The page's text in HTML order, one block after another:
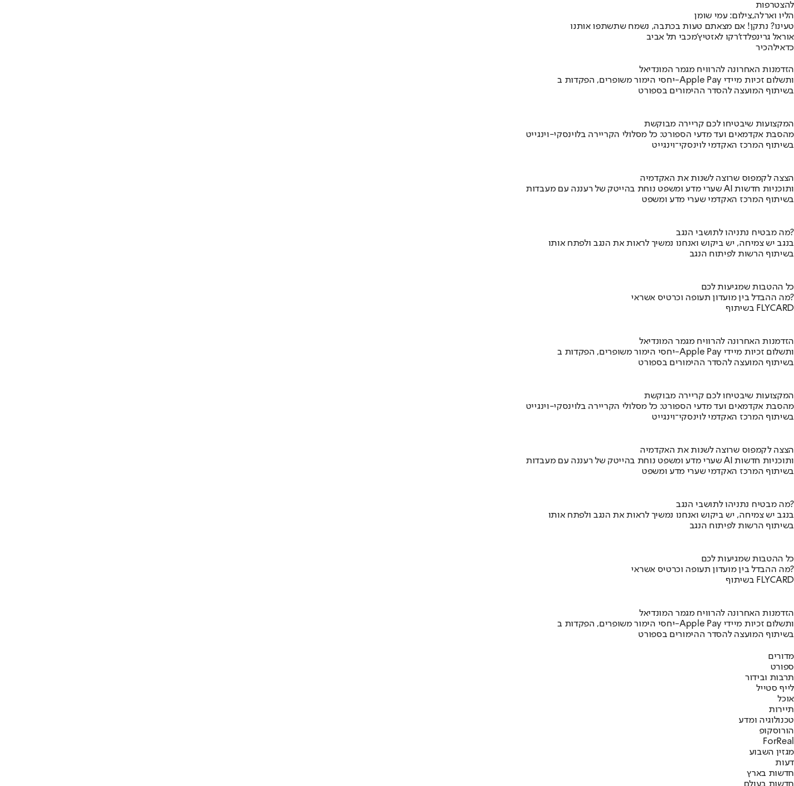
להצטרפות
הליו וארלה,צילום: עמי שומן
טעינו? נתקן! אם מצאתם טעות בכתבה, נשמח שתשתפו אותנו
אוראל גרינפלדז'רקו לאזטיץ'מכבי תל אביב
כדאילהכיר
הזדמנות האחרונה להרוויח מגמר המונדיאל
יחסי הימור משופרים, הפקדות ב-Apple Pay ותשלום זכיות מיידי
בשיתוף המועצה להסדר ההימורים בספורט
המקצועות שיבטיחו לכם קריירה מבוקשת
מהסבת אקדמאים ועד מדעי הספורט: כל מסלולי הקריירה בלוינסקי-וינגייט
בשיתוף המרכז האקדמי לוינסקי־וינגייט
הצצה לקמפוס שרוצה לשנות את האקדמיה
שערי מדע ומשפט נוחת בהייטק של רעננה עם מעבדות AI ותוכניות חדשות
בשיתוף המרכז האקדמי שערי מדע ומשפט
מה מבטיח נתניהו לתושבי הנגב?
בנגב יש צמיחה, יש ביקוש ואנחנו נמשיך לראות את הנגב ולפתח אותו
בשיתוף הרשות לפיתוח הנגב
כל ההטבות שמגיעות לכם
מה ההבדל בין מועדון תעופה וכרטיס אשראי?
בשיתוף FLYCARD
הזדמנות האחרונה להרוויח מגמר המונדיאל
יחסי הימור משופרים, הפקדות ב-Apple Pay ותשלום זכיות מיידי
בשיתוף המועצה להסדר ההימורים בספורט
המקצועות שיבטיחו לכם קריירה מבוקשת
מהסבת אקדמאים ועד מדעי הספורט: כל מסלולי הקריירה בלוינסקי-וינגייט
בשיתוף המרכז האקדמי לוינסקי־וינגייט
הצצה לקמפוס שרוצה לשנות את האקדמיה
שערי מדע ומשפט נוחת בהייטק של רעננה עם מעבדות AI ותוכניות חדשות
בשיתוף המרכז האקדמי שערי מדע ומשפט
מה מבטיח נתניהו לתושבי הנגב?
בנגב יש צמיחה, יש ביקוש ואנחנו נמשיך לראות את הנגב ולפתח אותו
בשיתוף הרשות לפיתוח הנגב
כל ההטבות שמגיעות לכם
מה ההבדל בין מועדון תעופה וכרטיס אשראי?
בשיתוף FLYCARD
הזדמנות האחרונה להרוויח מגמר המונדיאל
יחסי הימור משופרים, הפקדות ב-Apple Pay ותשלום זכיות מיידי
בשיתוף המועצה להסדר ההימורים בספורט
מדורים
ספורט
תרבות ובידור
לייף סטייל
אוכל
תיירות
טכנולוגיה ומדע
הורוסקופ
ForReal
מגזין השבוע
דעות
חדשות בארץ